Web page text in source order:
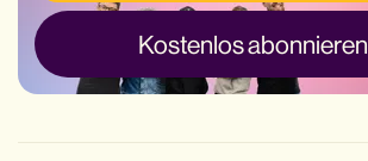
Kostenlos abonnieren